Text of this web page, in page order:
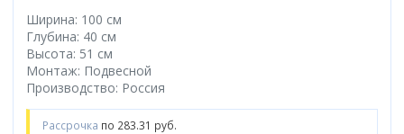
Ширина: 100 см
Глубина: 40 см
Высота: 51 см
Монтаж: Подвесной
Производство: Россия
Рассрочка по 283.31 руб.